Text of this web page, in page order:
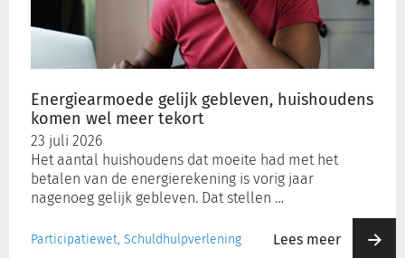
Energiearmoede gelijk gebleven, huishoudens
komen wel meer tekort
23 juli 2026
Het aantal huishoudens dat moeite had met het
betalen van de energierekening is vorig jaar
nagenoeg gelijk gebleven. Dat stellen …
Participatiewet, Schuldhulpverlening Lees meer
wel
tekort